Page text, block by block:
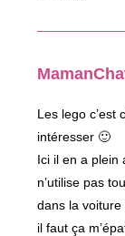
Les lego c’est
intéresser 🙂
Ici il en a plein
n’utilise pas
dans la
il faut ça